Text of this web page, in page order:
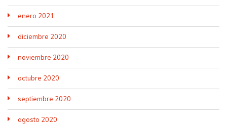
enero 2021
diciembre 2020
noviembre 2020
octubre 2020
septiembre 2020
agosto 2020